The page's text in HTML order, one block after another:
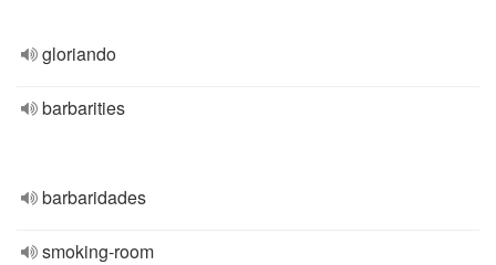
gloriando
barbarities
barbaridades
smoking-room